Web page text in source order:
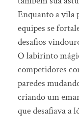
Enquanto a vila
equipes se
desafios
O labirinto
competidores
paredes
criando um
que desafiava a